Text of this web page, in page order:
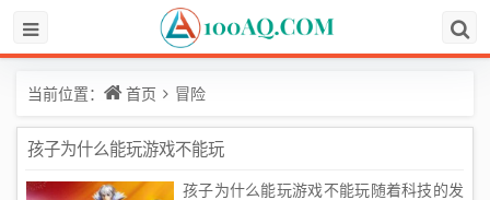
当前位置： 首页 冒险
孩子为什么能玩游戏不能玩
孩子为什么能玩游戏不能玩随着科技的发